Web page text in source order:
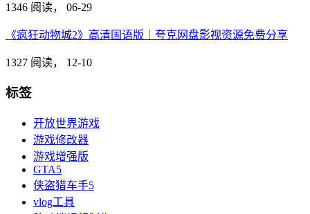
1346 阅读， 06-29
《疯狂动物城2》高清国语版｜夸克网盘影视资源免费分享
1327 阅读， 12-10
标签
开放世界游戏
游戏修改器
游戏增强版
GTA5
侠盗猎车手5
vlog工具